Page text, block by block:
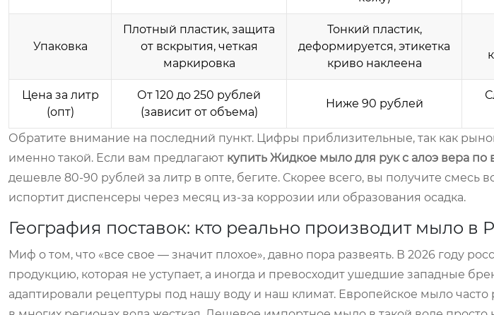
Упаковка
Плотный пластик, защита
от вскрытия, четкая
маркировка
Тонкий пластик,
деформируется, этикетка
криво наклеена
Цена за литр
(опт)
От 120 до 250 рублей
(зависит от объема)
Ниже 90 рублей
Обратите внимание на последний пункт. Цифры приблизительные, так как
именно такой. Если вам предлагают купить Жидкое мыло для рук с алоэ вера
дешевле 80-90 рублей за литр в оптe, бегите. Скорее всего, вы получите смесь
испортит диспенсеры через месяц из-за коррозии или образования осадка.
География поставок: кто реально производит мыло в
Миф о том, что «все свое — значит плохое», давно пора развеять. В 2026 году
продукцию, которая не уступает, а иногда и превосходит ушедшие западные
адаптировали рецептуры под нашу воду и наш климат. Европейское мыло часто